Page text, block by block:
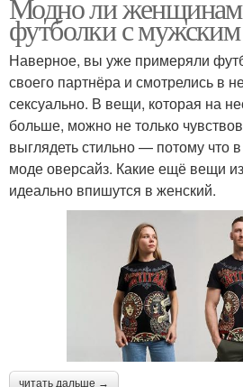
футболки с
Наверное, вы уже примеряли
своего партнёра и смотрелись в
сексуально. В вещи, которая на
больше, можно не только
выглядеть стильно — потому что
моде оверсайз. Какие ещё вещи
идеально впишутся в женский.
читать дальше →